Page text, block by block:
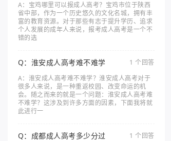
A：宝鸡哪里可以报成人高考？宝鸡市位于陕西
省中部，作为一个历史悠久的文化名城，拥有丰
富的教育资源。对于那些有志于提升学历、追求
个人发展的成年人来说，报考成人高考是一个不
错的选
Q：淮安成人高考难不难学
1 个回答
A：淮安成人高考难不难学？淮安成人高考对于
很多人来说，是一种重返校园、改变命运的机
会。随之而来的就是一个问题：淮安成人高考难
不难学？这涉及到许多方面的因素，下面我将就
此进行一
Q：成都成人高考多少分过
1 个回答